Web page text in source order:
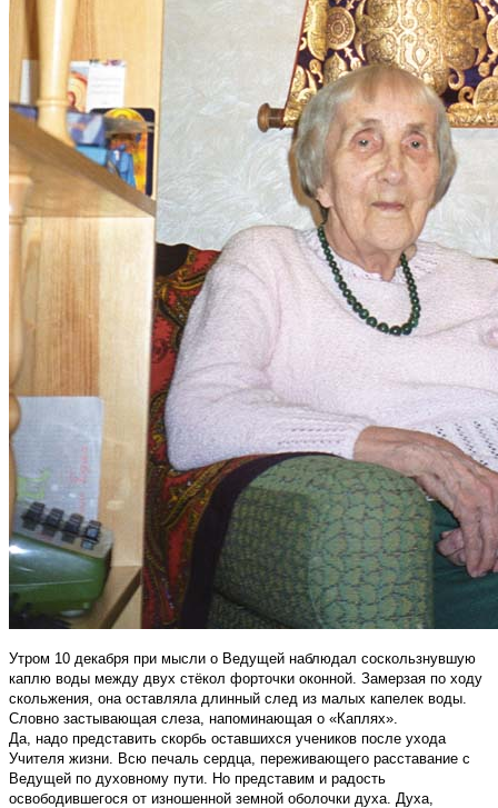
Утром 10 декабря при мысли о Ведущей наблюдал соскользнувшую
каплю воды между двух стёкол форточки оконной. Замерзая по ходу
скольжения, она оставляла длинный след из малых капелек воды.
Словно застывающая слеза, напоминающая о «Каплях».
Да, надо представить скорбь оставшихся учеников после ухода
Учителя жизни. Всю печаль сердца, переживающего расставание с
Ведущей по духовному пути. Но представим и радость
освободившегося от изношенной земной оболочки духа. Духа,